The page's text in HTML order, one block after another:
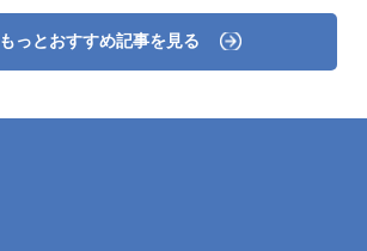
もっとおすすめ記事を見る